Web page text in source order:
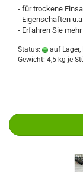
- für trockene
- Eigenschaften
- Erfahren Sie
Status: auf Lager,
Gewicht: 4,5 kg je